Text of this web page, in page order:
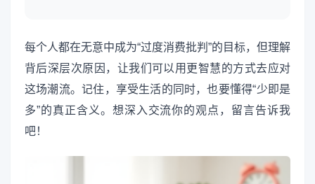
每个人都在无意中成为“过度消费批判”的目标，但理解
背后深层次原因，让我们可以用更智慧的方式去应对
这场潮流。记住，享受生活的同时，也要懂得“少即是
多”的真正含义。想深入交流你的观点，留言告诉我
吧！